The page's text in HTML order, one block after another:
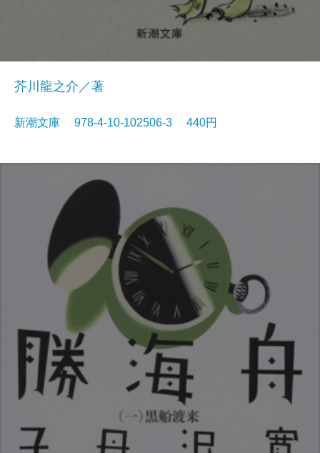
芥川龍之介／著
新潮文庫 978-4-10-102506-3 440円